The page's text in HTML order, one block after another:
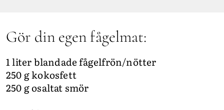
Gör din egen fågelmat:
1 liter blandade fågelfrön/nötter
250 g kokosfett
250 g osaltat smör